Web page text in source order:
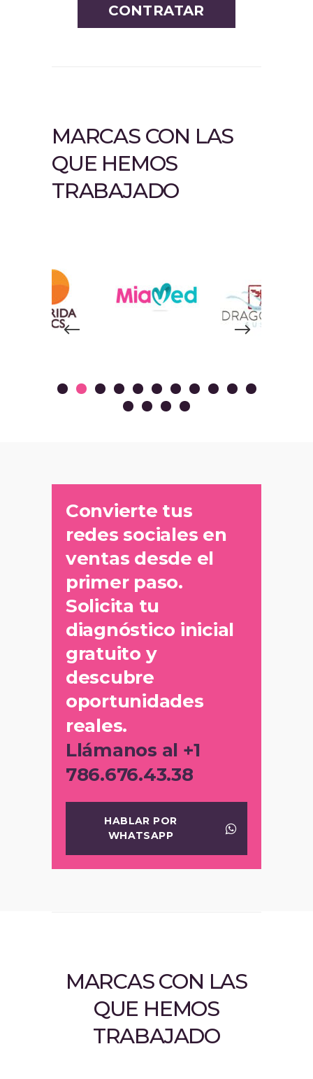
CONTRATAR
MARCAS CON LAS
QUE HEMOS
TRABAJADO
Convierte tus
redes sociales en
ventas desde el
primer paso.
Solicita tu
diagnóstico inicial
gratuito y
descubre
oportunidades
reales.
Llámanos al +1
786.676.43.38
HABLAR POR
WHATSAPP
MARCAS CON LAS
QUE HEMOS
TRABAJADO